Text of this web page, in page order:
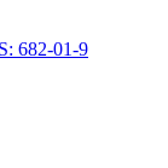
682-01-9